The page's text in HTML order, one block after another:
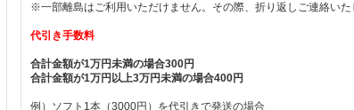
※一部離島はご利用いただけません。その際、折り返しご連絡いた
代引き手数料
合計金額が1万円未満の場合300円
合計金額が1万円以上3万円未満の場合400円
例）ソフト1本（3000円）を代引きで発送の場合